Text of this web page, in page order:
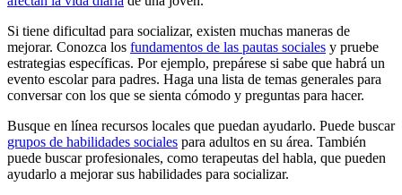
Si tiene dificultad para socializar, existen muchas maneras de
mejorar. Conozca los fundamentos de las pautas sociales y pruebe
estrategias específicas. Por ejemplo, prepárese si sabe que habrá un
evento escolar para padres. Haga una lista de temas generales para
conversar con los que se sienta cómodo y preguntas para hacer.
Busque en línea recursos locales que puedan ayudarlo. Puede buscar
grupos de habilidades sociales para adultos en su área. También
puede buscar profesionales, como terapeutas del habla, que pueden
ayudarlo a mejorar sus habilidades para socializar.